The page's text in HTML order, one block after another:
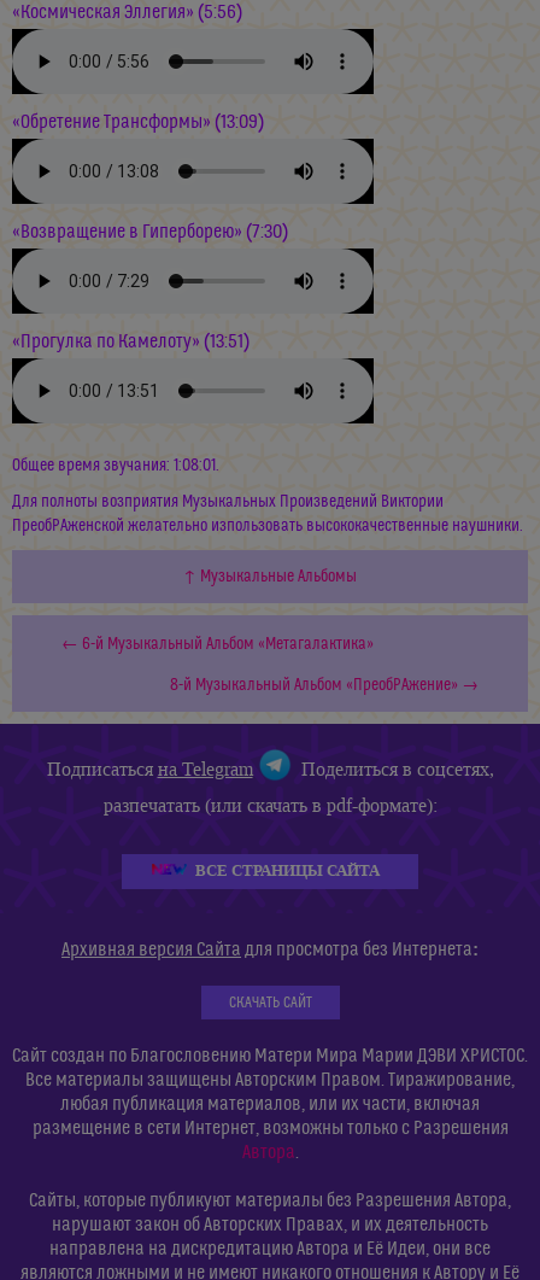
«Космическая Эллегия» (5:56)
«Обретение Трансформы» (13:09)
«Возвращение в Гиперборею» (7:30)
«Прогулка по Камелоту» (13:51)
Общее время звучания: 1:08:01.
Для полноты возприятия Музыкальных Произведений Виктории
ПреобРАженской желательно изпользовать высококачественные наушники.
↑ Музыкальные Альбомы
← 6-й Музыкальный Альбом «Метагалактика»
8-й Музыкальный Альбом «ПреобРАжение» →
Подписатьсяна Telegram
Поделиться в соцсетях,
разпечатать (или скачать в pdf-формате):
ВСЕ СТРАНИЦЫ САЙТА
Архивная версия Сайта для просмотра без Интернета:
СКАЧАТЬ САЙТ
Сайт создан по Благословению Матери Мира Марии ДЭВИ ХРИСТОС.
Все материалы защищены Авторским Правом. Тиражирование,
любая публикация материалов, или их части, включая
размещение в сети Интернет, возможны только с Разрешения
Автора.
Сайты, которые публикуют материалы без Разрешения Автора,
нарушают закон об Авторских Правах, и их деятельность
направлена на дискредитацию Автора и Её Идеи, они все
являются ложными и не имеют никакого отношения к Автору и Её